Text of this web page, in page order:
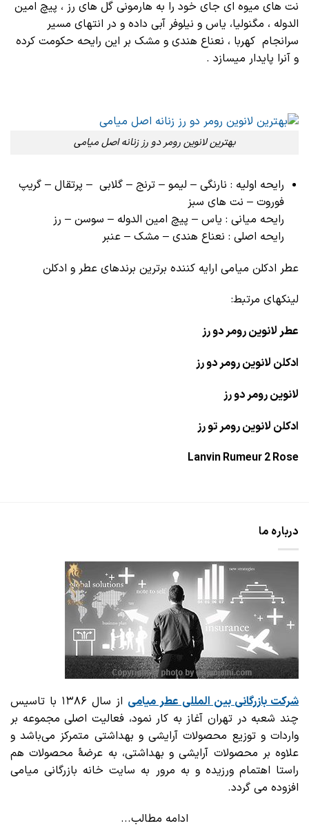
نت های میوه ای جای خود را به هارمونی گل های رز ، پیچ امین
الدوله ، مگنولیا، یاس و نیلوفر آبی داده و در انتهای مسیر
سرانجام کهربا ، نعناع هندی و مشک بر این رایحه حکومت کرده
و آنرا پایدار میسازد .
بهترین لانوین رومر دو رز زنانه اصل میامی
رایحه اولیه : نارنگی – لیمو – ترنج – گلابی – پرتقال – گریپ
فوروت – نت های سبز
رایحه میانی : یاس – پیچ امین الدوله – سوسن – رز
رایحه اصلی : نعناع هندی – مشک – عنبر
عطر ادکلن میامی ارایه کننده برترین برندهای عطر و ادکلن
لینکهای مرتبط:
عطر لانوین رومر دو رز
ادکلن لانوین رومر دو رز
لانوین رومر دو رز
ادکلن لانوین رومر تو رز
Lanvin Rumeur 2 Rose
درباره ما
شرکت بازرگانیبین المللی عطر میامی
از سال ۱۳۸۶ با تاسیس
چند شعبه در تهران آغاز به کار نمود، فعالیت اصلی مجموعه بر
واردات و توزیع محصولات آرایشی و بهداشتی متمرکز می‌باشد و
علاوه بر محصولات آرایشی و بهداشتی، به عرضهٔ محصولات هم
راستا اهتمام ورزیده و به مرور به سایت خانه بازرگانی میامی
افزوده می گردد.
ادامه مطالب...